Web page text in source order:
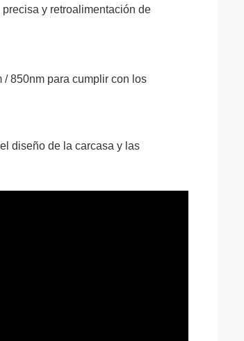
y retroalimentación de
850nm para cumplir con los
diseño de la carcasa y las